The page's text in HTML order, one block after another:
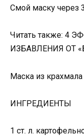
Смой маску через
Читать также: 4
ИЗБАВЛЕНИЯ ОТ
Маска из
ИНГРЕДИЕНТЫ
1 ст. л.